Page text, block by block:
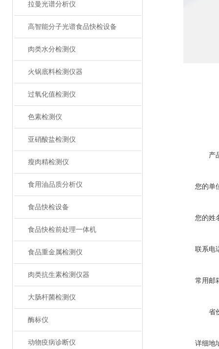
拉曼光谱分析仪
高智能分子光谱食品快检设备
肉类水分检测仪
火锅底料检测仪器
过氧化值检测仪
色素检测仪
亚硝酸盐检测仪
瘦肉精检测仪
食用油品质分析仪
食品快检设备
食品快检前处理一体机
食品重金属检测仪
肉类抗生素检测仪器
大肠杆菌检测仪
酶标仪
动物疫病诊断仪
产
您的单
您的姓
联系电
常用邮
省
详细地